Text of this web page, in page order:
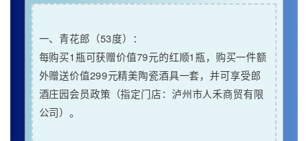
一、青花郎（53度）：
每购买1瓶可获赠价值79元的红顺1瓶，购买一件额
外赠送价值299元精美陶瓷酒具一套，并可享受郎
酒庄园会员政策（指定门店：泸州市人禾商贸有限
公司）。